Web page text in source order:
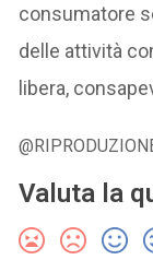
consumatore
delle attività
libera,
Valuta la